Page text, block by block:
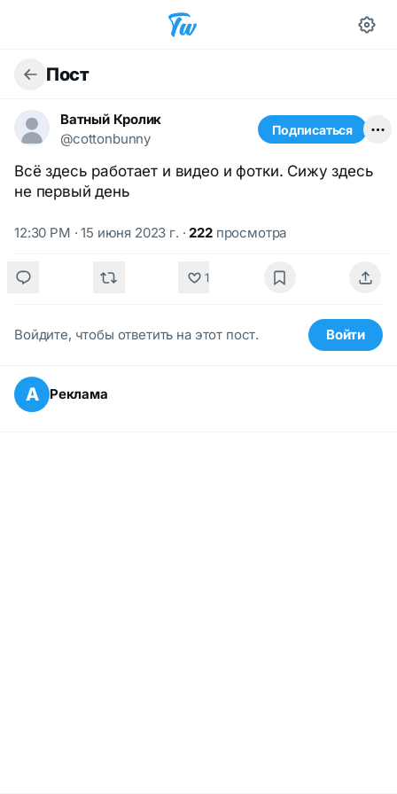
Пост
Ватный Кролик
@cottonbunny
Подписаться
Всё здесь работает и видео и фотки. Сижу здесь
не первый день
12:30 PM · 15 июня 2023 г. · 222просмотра
1
Войдите, чтобы ответить на этот пост. Войти
А Реклама